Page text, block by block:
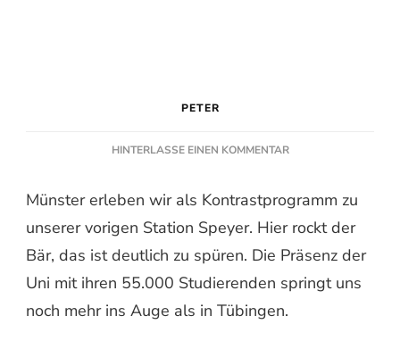
PETER
HINTERLASSE EINEN KOMMENTARZU
AUF
DEM
IN
DEN
Münster erleben wir als Kontrastprogramm zu
unserer vorigen Station Speyer. Hier rockt der
Bär, das ist deutlich zu spüren. Die Präsenz der
Uni mit ihren 55.000 Studierenden springt uns
noch mehr ins Auge als in Tübingen.